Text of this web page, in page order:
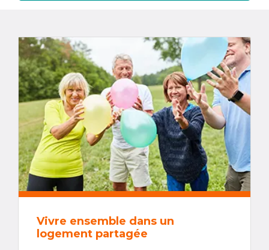
Vivre ensemble dans un
logement partagée